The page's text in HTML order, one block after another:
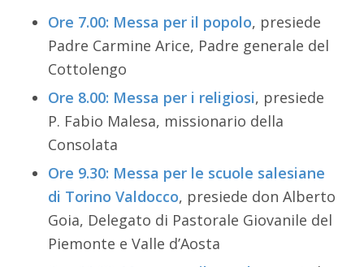
Ore 7.00: Messa per il popolo, presiede
Padre Carmine Arice, Padre generale del
Cottolengo
Ore 8.00: Messa per i religiosi, presiede
P. Fabio Malesa, missionario della
Consolata
Ore 9.30: Messa per le scuole salesiane
di Torino Valdocco, presiede don Alberto
Goia, Delegato di Pastorale Giovanile del
Piemonte e Valle d’Aosta